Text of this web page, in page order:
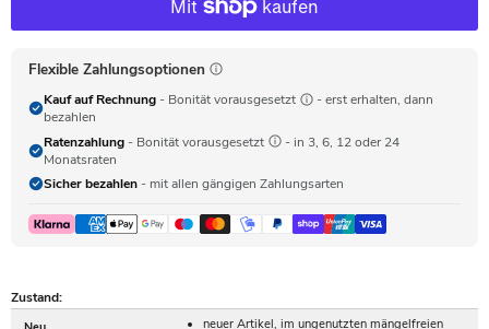
Flexible Zahlungsoptionen
Kauf auf Rechnung - Bonität vorausgesetzt
- erst erhalten, dann
bezahlen
Ratenzahlung - Bonität vorausgesetzt
- in 3, 6, 12 oder 24
Monatsraten
Sicher bezahlen - mit allen gängigen Zahlungsarten
Zustand:
neuer Artikel, im ungenutzten mängelfreien